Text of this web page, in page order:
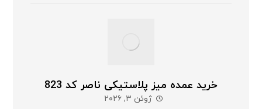
خرید عمده میز پلاستیکی ناصر کد 823
ژوئن ۳, ۲۰۲۶